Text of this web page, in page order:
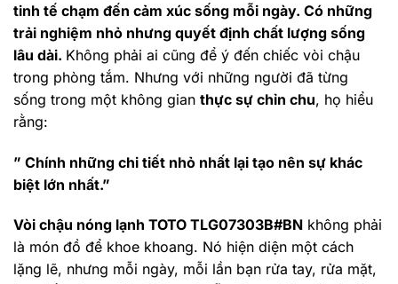
tinh tế chạm đến cảm xúc sống mỗi ngày. Có những
trải nghiệm nhỏ nhưng quyết định chất lượng sống
lâu dài. Không phải ai cũng để ý đến chiếc vòi chậu
trong phòng tắm. Nhưng với những người đã từng
sống trong một không gian thực sự chỉn chu, họ hiểu
rằng:
” Chính những chi tiết nhỏ nhất lại tạo nên sự khác
biệt lớn nhất.”
Vòi chậu nóng lạnh TOTO TLG07303B#BN không phải
là món đồ để khoe khoang. Nó hiện diện một cách
lặng lẽ, nhưng mỗi ngày, mỗi lần bạn rửa tay, rửa mặt,